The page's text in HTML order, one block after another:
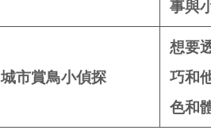
事與
城市賞鳥小偵探
想要
巧和
色和